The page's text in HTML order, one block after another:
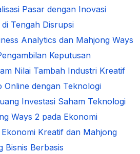
Pasar dengan Inovasi
Tengah Disrupsi
Analytics dan Mahjong Ways
Keputusan
Nilai Tambah Industri Kreatif
Online dengan Teknologi
Investasi Saham Teknologi
Ways 2 pada Ekonomi
Kreatif dan Mahjong
Bisnis Berbasis